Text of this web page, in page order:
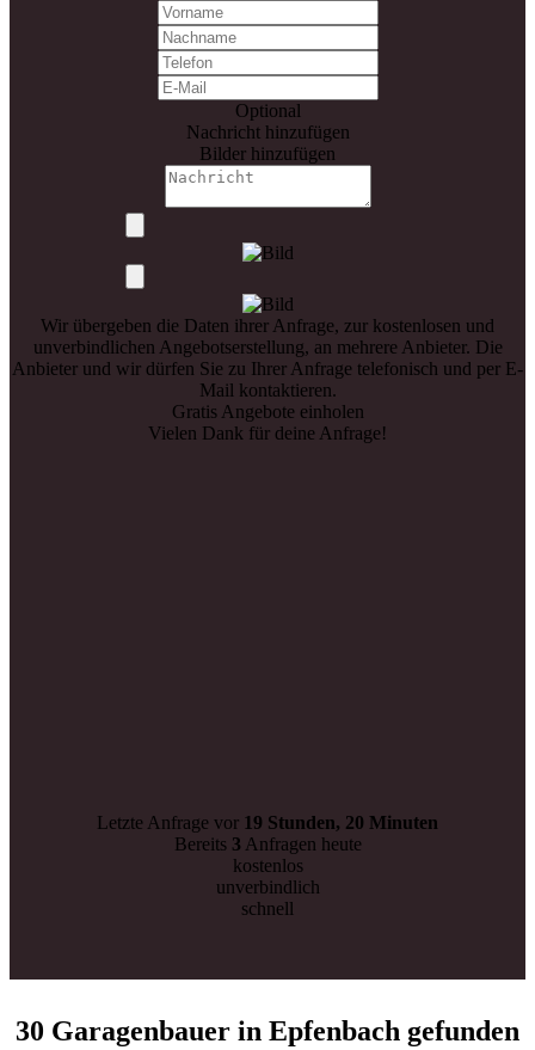
Optional
Nachricht hinzufügen
Bilder hinzufügen
Wir übergeben die Daten ihrer Anfrage, zur kostenlosen und
unverbindlichen Angebotserstellung, an mehrere Anbieter. Die
Anbieter und wir dürfen Sie zu Ihrer Anfrage telefonisch und per E-
Mail kontaktieren.
Gratis Angebote einholen
Vielen Dank für deine Anfrage!
Letzte Anfrage vor 19 Stunden, 20 Minuten
Bereits 3 Anfragen heute
kostenlos
unverbindlich
schnell
30 Garagenbauer in Epfenbach gefunden